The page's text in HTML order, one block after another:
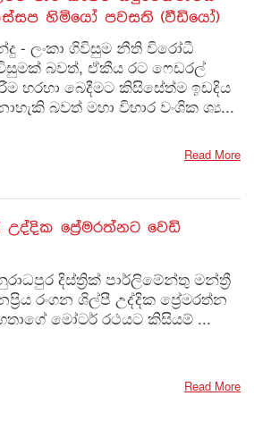
හිමියෝ පවසති (වීඩියෝ)
- ලංකා ගිවිසුම නීති විරෝධී
බවත්, ඒකීය රට ෆෙඩරල්
හරහා බෙදීමට කිසිසේත්ම ඉඩදිය
බවත් මහා විහාර වංශික ශ්‍ය...
Read More
උද්දික ප්‍රේමරත්නට වෙඩි
දිස්ත්‍රික් පාර්ලිමේන්තු මන්ත්‍රී
රංගන ශිල්පී උද්දික ප්‍රේමරත්න
මෝටර් රථයට කිසියම් ...
Read More